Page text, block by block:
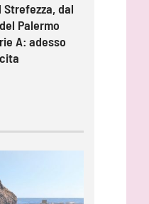
Strefezza, dal
Palermo
A: adesso